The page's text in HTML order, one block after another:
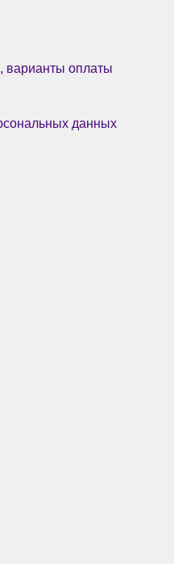
варианты оплаты
данных